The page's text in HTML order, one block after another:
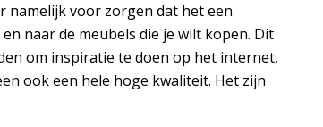
namelijk voor zorgen dat het een
naar de meubels die je wilt kopen. Dit
om inspiratie te doen op het internet,
ook een hele hoge kwaliteit. Het zijn